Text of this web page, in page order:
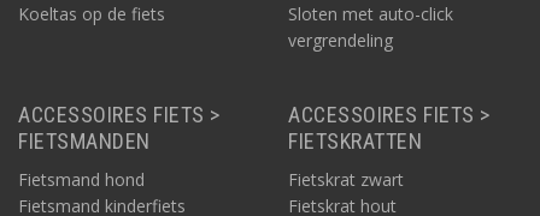
Koeltas op de fiets
Sloten met auto-click
vergrendeling
ACCESSOIRES FIETS >
FIETSMANDEN
Fietsmand hond
Fietsmand kinderfiets
ACCESSOIRES FIETS >
FIETSKRATTEN
Fietskrat zwart
Fietskrat hout